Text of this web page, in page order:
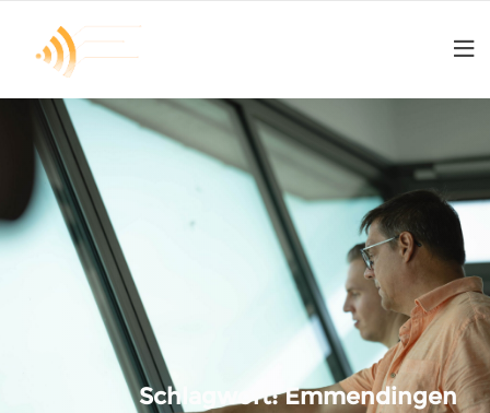
Schlagwort:Emmendingen